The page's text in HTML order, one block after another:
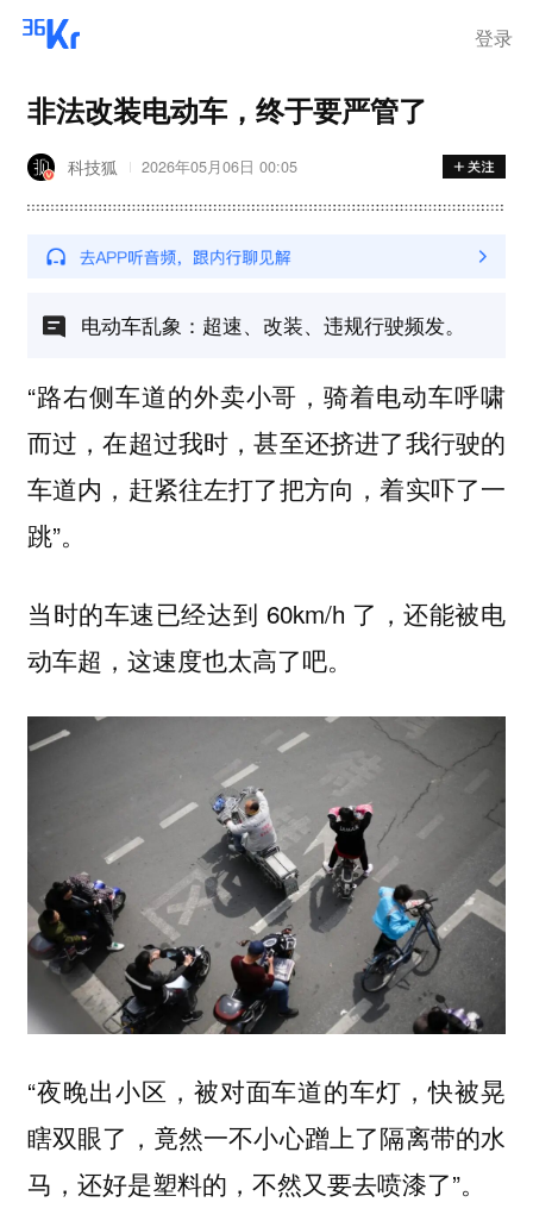
登录
非法改装电动车，终于要严管了
科技狐 2026年05月06日 00:05
电动车乱象：超速、改装、违规行驶频发。
“路右侧车道的外卖小哥，骑着电动车呼啸
而过，在超过我时，甚至还挤进了我行驶的
车道内，赶紧往左打了把方向，着实吓了一
跳”。
当时的车速已经达到 60km/h 了，还能被电
动车超，这速度也太高了吧。
“夜晚出小区，被对面车道的车灯，快被晃
瞎双眼了，竟然一不小心蹭上了隔离带的水
马，还好是塑料的，不然又要去喷漆了”。